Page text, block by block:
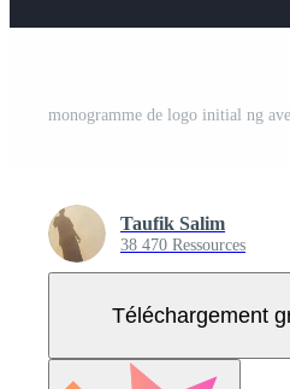
Taufik Salim
38 470 Ressources
Téléchargement